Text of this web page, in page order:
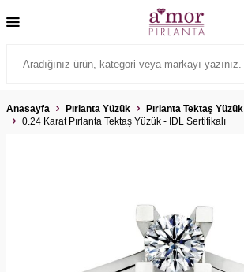
Anasayfa Pırlanta Yüzük
Pırlanta Tektaş Yüzük
0.24 Karat Pırlanta Tektaş Yüzük - IDL Sertifikalı